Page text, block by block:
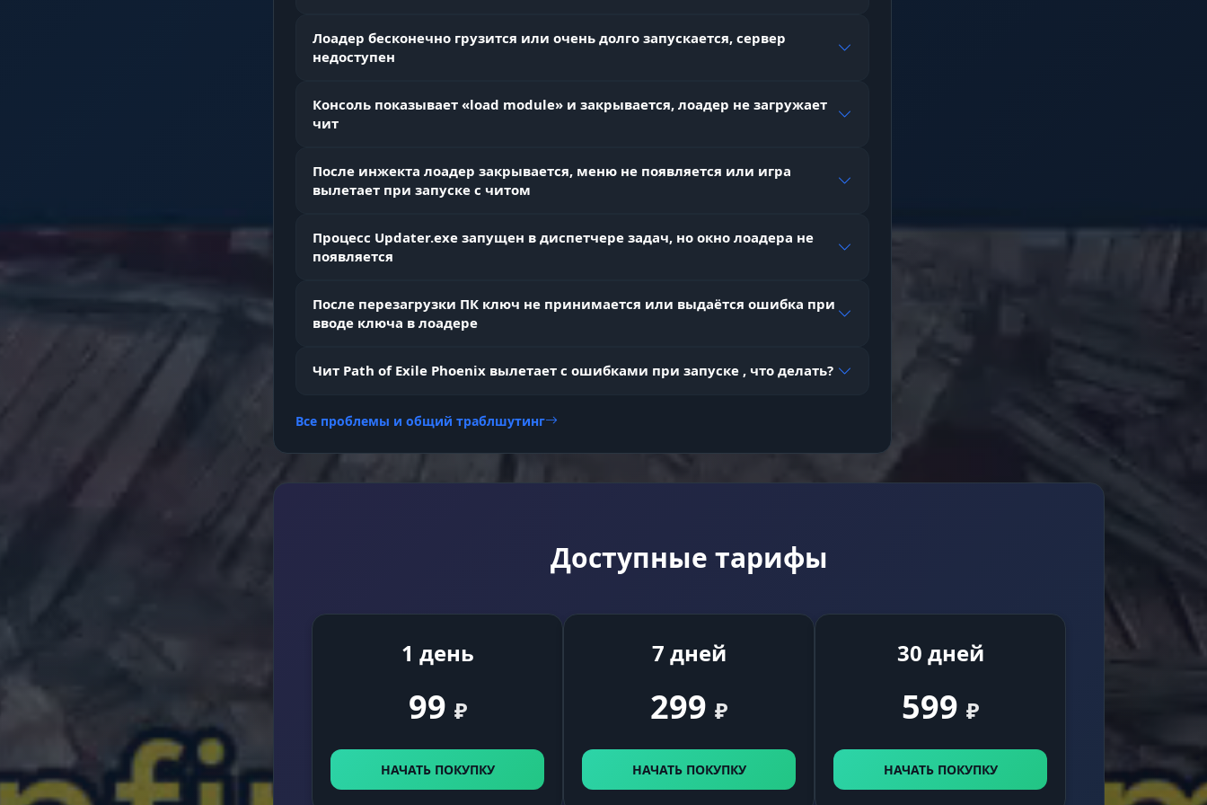
только когда ты зажал кнопку. Полный контроль над
Утилиты (Твой личный верстак)
Configs
Настроил все под свой новый CoC-билд? Сохрани
тебя старый квадрат или современный 4K-дисплей.
HWID Spoofer
Встроенный спуфер для подмены ID «железа».
Дополнительный щит для твоего аккаунта, который
снова запустят волну банов.
Лоадер бесконечно грузится или очень долго запускается, сервер
недоступен
Консоль показывает «load module» и закрывается, лоадер не загружает
чит
После инжекта лоадер закрывается, меню не появляется или игра
вылетает при запуске с читом
Процесс Updater.exe запущен в диспетчере задач, но окно лоадера не
появляется
После перезагрузки ПК ключ не принимается или выдаётся ошибка при
вводе ключа в лоадере
Чит Path of Exile Phoenix вылетает с ошибками при запуске , что делать?
Все проблемы и общий траблшутинг
Доступные тарифы
1 день
99 ₽
НАЧАТЬ ПОКУПКУ
7 дней
299 ₽
НАЧАТЬ ПОКУПКУ
30 дней
599 ₽
НАЧАТЬ ПОКУПКУ